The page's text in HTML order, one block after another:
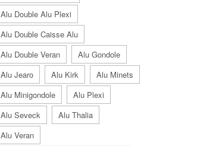
Alu Double Alu Plexi
Alu Double Caisse Alu
Alu Double Veran
Alu Gondole
Alu Jearo
Alu Kirk
Alu Minets
Alu Minigondole
Alu Plexi
Alu Seveck
Alu Thalia
Alu Veran